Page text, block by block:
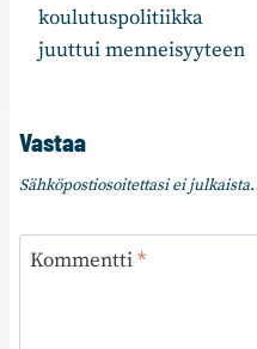
koulutuspolitiikka
juuttui menneisyyteen
Vastaa
Sähköpostiosoitettasi ei julkaista.
Kommentti*